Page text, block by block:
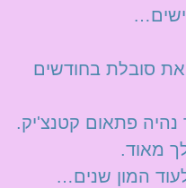
סובלת בחודשים
פתאום קטנצ'יק.
מאוד.
המון שנים…